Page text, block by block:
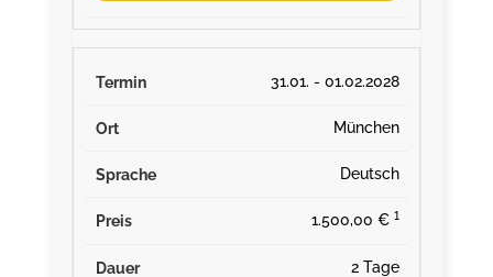
31.01. - 01.02.2028
München
Deutsch
1.500,00 € ¹
2 Tage